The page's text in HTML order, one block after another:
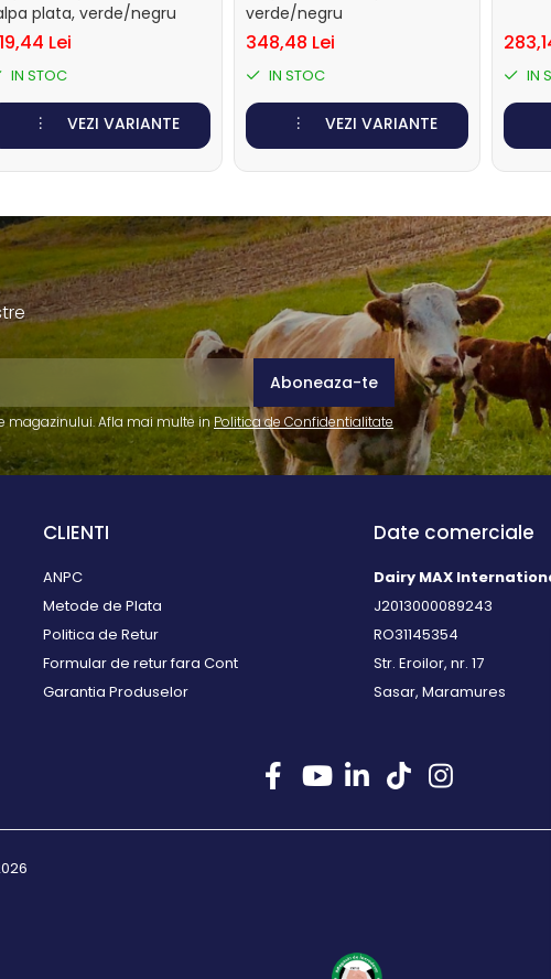
plata, verde/negru
Lei
IN STOC
VEZI VARIANTE
verde/negru
348,48 Lei
IN STOC
VEZI VARIANTE
IN
magazinului. Afla mai multe in Politica de Confidentialitate
CLIENTI
ANPC
Metode de Plata
Politica de Retur
Formular de retur fara Cont
Garantia Produselor
Date comerciale
Dairy MAX
J2013000089243
RO31145354
Str. Eroilor, nr. 17
Sasar, Maramures